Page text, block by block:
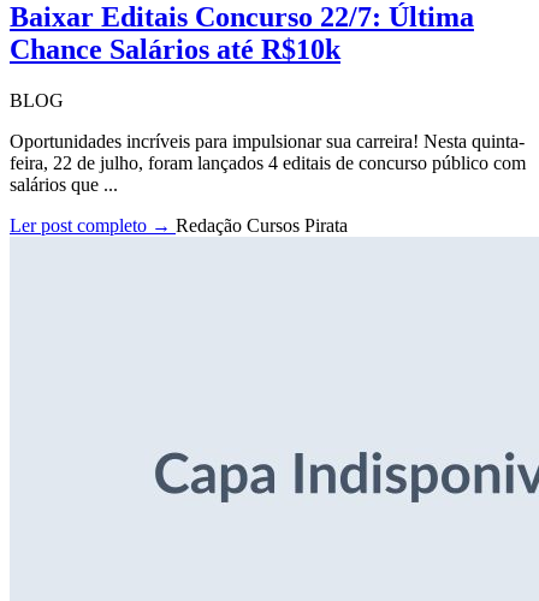
Baixar Editais Concurso 22/7: Última
Chance Salários até R$10k
BLOG
Oportunidades incríveis para impulsionar sua carreira! Nesta quinta-
feira, 22 de julho, foram lançados 4 editais de concurso público com
salários que ...
Ler post completo → Redação Cursos Pirata